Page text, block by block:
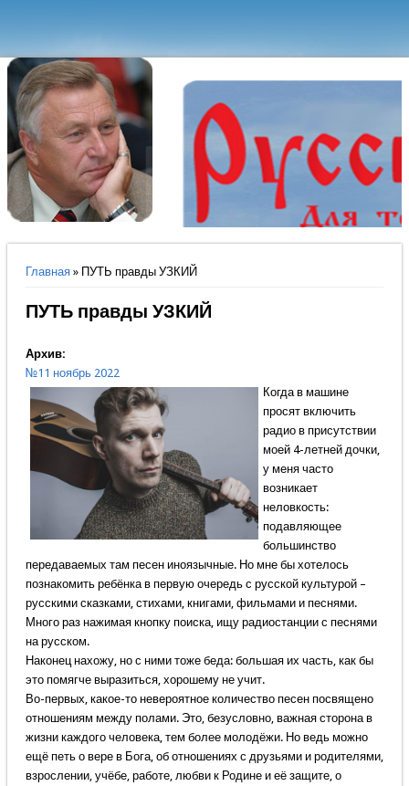
Вы здесь
Главная» ПУТЬ правды УЗКИЙ
ПУТЬ правды УЗКИЙ
Архив:
№11 ноябрь 2022
Когда в машине
просят включить
радио в присутствии
моей 4-летней дочки,
у меня часто
возникает
неловкость:
подавляющее
большинство
передаваемых там песен иноязычные. Но мне бы хотелось
познакомить ребёнка в первую очередь с русской культурой –
русскими сказками, стихами, книгами, фильмами и песнями.
Много раз нажимая кнопку поиска, ищу радиостанции с песнями
на русском.
Наконец нахожу, но с ними тоже беда: большая их часть, как бы
это помягче выразиться, хорошему не учит.
Во-первых, какое-то невероятное количество песен посвящено
отношениям между полами. Это, безусловно, важная сторона в
жизни каждого человека, тем более молодёжи. Но ведь можно
ещё петь о вере в Бога, об отношениях с друзьями и родителями,
взрослении, учёбе, работе, любви к Родине и её защите, о